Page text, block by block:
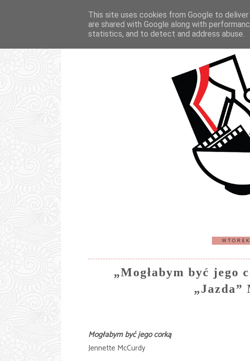
STRONA GŁÓWNA KSIĄŻKI FILMY
„Mogłabym być jego
Mogłabym być jego córką
Jennette McCurdy
This site uses cookies from Google to
are shared with Google along with
statistics, and to detect and address abuse.